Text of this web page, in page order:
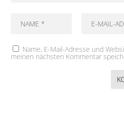
Name, E-Mail-Adresse und
meinen nächsten Kommentar